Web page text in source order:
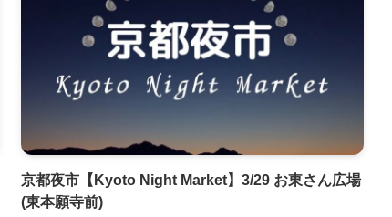
京都夜市【Kyoto Night Market】3/29 お東さん広場
(東本願寺前)